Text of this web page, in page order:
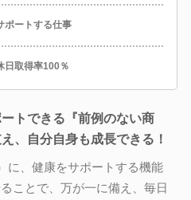
ートする仕事
取得率100％
トできる『前例のない商
、自分自身も成長できる！
に、健康をサポートする機能
ことで、万が一に備え、毎日